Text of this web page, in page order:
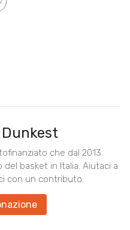
che dal 2013
basket in Italia. Aiutaci a
con un contributo.